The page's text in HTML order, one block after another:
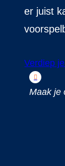
er juist
Verdiep
Maak je